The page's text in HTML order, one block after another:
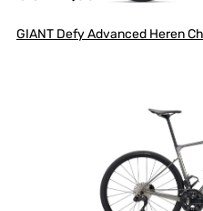
GIANT Defy Advanced Heren